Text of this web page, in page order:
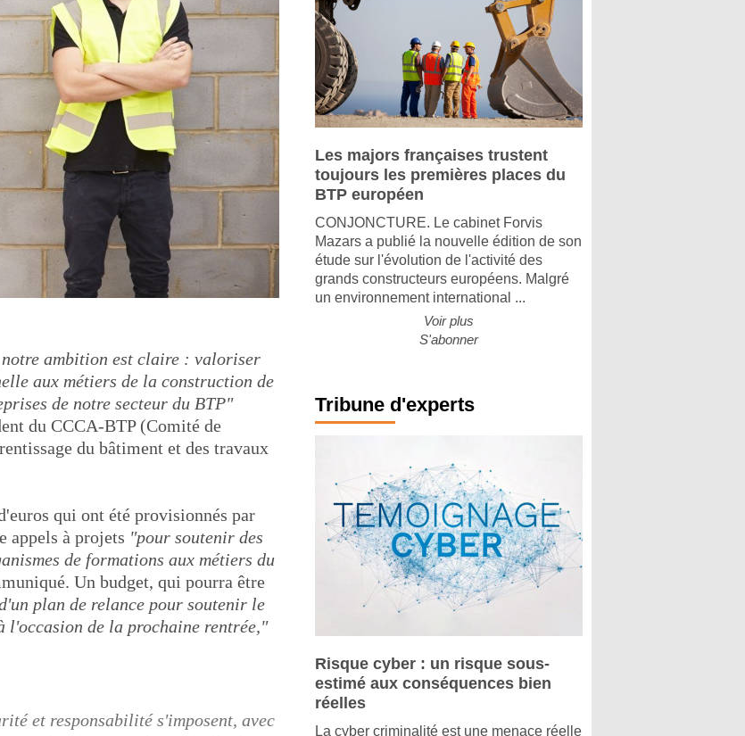
notre ambition est claire : valoriser
aux métiers de la construction de
de notre secteur du BTP"
du CCCA-BTP (Comité de
du bâtiment et des travaux
qui ont été provisionnés par
appels à projets "pour soutenir des
de formations aux métiers du
Un budget, qui pourra être
plan de relance pour soutenir le
l'occasion de la prochaine rentrée,"
et responsabilité s'imposent, avec
Les majors françaises trustent
toujours les premières places du
BTP européen
CONJONCTURE. Le cabinet Forvis
Mazars a publié la nouvelle édition de son
étude sur l'évolution de l'activité des
grands constructeurs européens. Malgré
un environnement international ...
Voir plus
S'abonner
Tribune d'experts
Risque cyber : un risque sous-
estimé aux conséquences bien
réelles
La cyber criminalité est une menace réelle